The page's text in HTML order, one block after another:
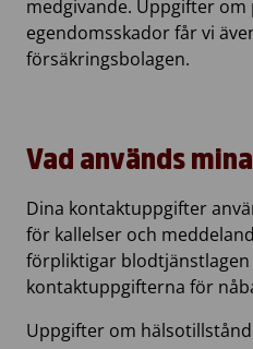
medgivande. Uppgifter om
egendomsskador får vi
försäkringsbolagen.
Vad används
Dina kontaktuppgifter
för kallelser och
förpliktigar
kontaktuppgifterna för
Uppgifter om